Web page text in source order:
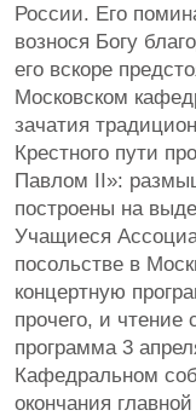
России. Его
вознося Богу
его вскоре
Московском
зачатия
Крестного пути
Павлом II»:
построены на
Учащиеся
посольстве в
концертную
прочего, и чтение
программа 3
Кафедральном
окончания